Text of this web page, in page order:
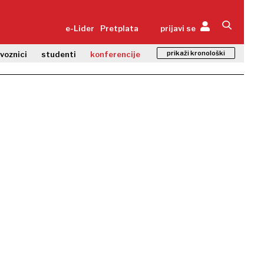
e-Lider Pretplata prijavi se
studenti konferencije prikaži kronološki